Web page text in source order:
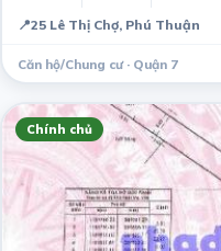
📍25 Lê Thị Chợ, Phú Thuận
Căn hộ/Chung cư · Quận 7
Chính chủ